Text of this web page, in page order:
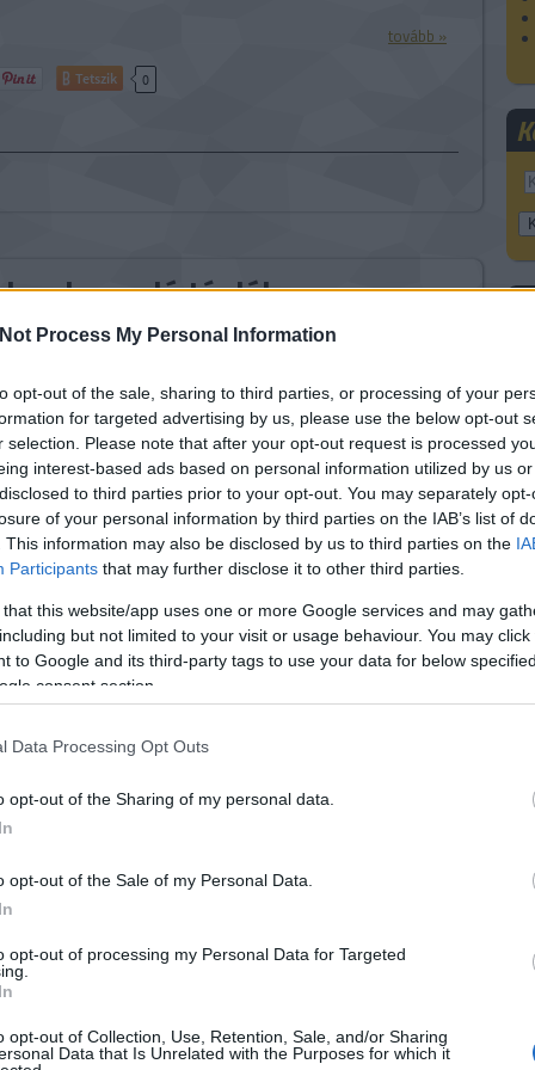
Process My Personal Information
opt-out of the sale, sharing to third parties, or processing of your
for targeted advertising by us, please use the below opt-out
selection. Please note that after your opt-out request is processed
interest-based ads based on personal information utilized by us
to third parties prior to your opt-out. You may separately
of your personal information by third parties on the IAB’s list of
This information may also be disclosed by us to third parties on the
Participants that may further disclose it to other third parties.
that this website/app uses one or more Google services and may
but not limited to your visit or usage behaviour. You may
to Google and its third-party tags to use your data for below
consent section.
Data Processing Opt Outs
opt-out of the Sharing of my personal data.
opt-out of the Sale of my Personal Data.
opt-out of processing my Personal Data for Targeted
opt-out of Collection, Use, Retention, Sale, and/or Sharing
Data that Is Unrelated with the Purposes for which it
tovább »
Tetszik 0
hasonló téglák
3D nyomtatást gyakran használják eddigieknél
formák, szerkezek kivitelezéséhez. Használatuk
előnye a gyártási idő lerövidítése. Több kivitelező
a megoldás környezetbarátabb is, mint a klasszikus
annyi anyagot használnak el,…
tovább »
technológiák Lego nyomtatóanyagok
az első
hídig – a napokban
Charles Darwin Egyetem elkezdte használni a más
ezerszer gyorsabban dolgozó LIGHTSPEED
fémnyomtatót. Elsőként réz és
printeltek a SPEE3D SLM (szelektív lézeres